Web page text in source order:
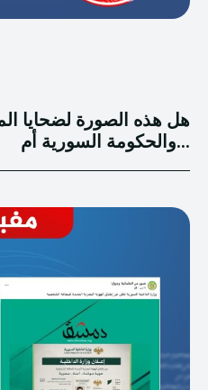
هل هذه الصورة لضحايا
والحكومة السورية أم...